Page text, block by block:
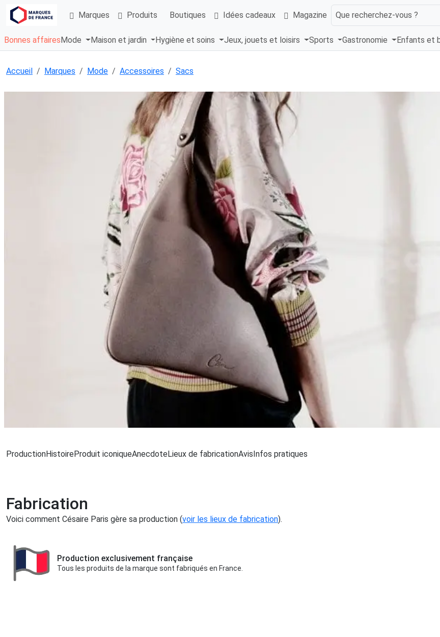
Marques Produits Boutiques Idées cadeaux Magazine Que recherchez-vous ?
Bonnes affaires Mode Maison et jardin Hygiène et soins Jeux, jouets et loisirs Sports Gastronomie Enfants et
Accueil Marques Mode Accessoires Sacs
Chargement...
ProductionHistoireProduit iconiqueAnecdoteLieux de fabricationAvis Infos pratiques
Fabrication
Voici comment Césaire Paris gère sa production (voir les lieux de fabrication).
Production exclusivement française
Tous les produits de la marque sont fabriqués en France.